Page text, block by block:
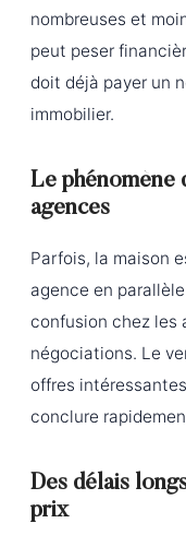
nombreuses et
peut peser
doit déjà payer un
immobilier.
Le phénomène
agences
Parfois, la maison
agence en
confusion chez les
négociations. Le
offres
conclure
Des délais
prix